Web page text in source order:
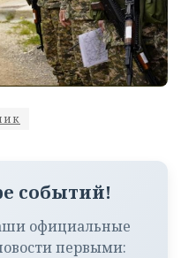
событий!
официальные
первыми: